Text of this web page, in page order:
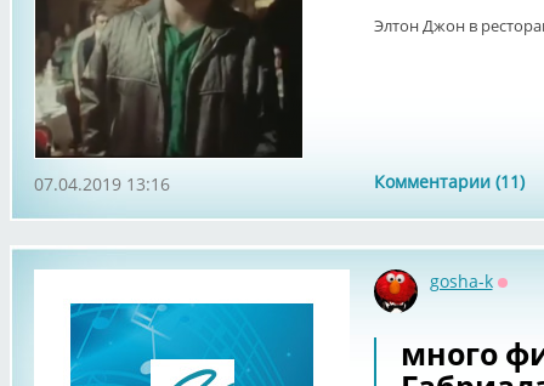
Элтон Джон в
Комментарии (11)
07.04.2019 13:16
gosha-k
много